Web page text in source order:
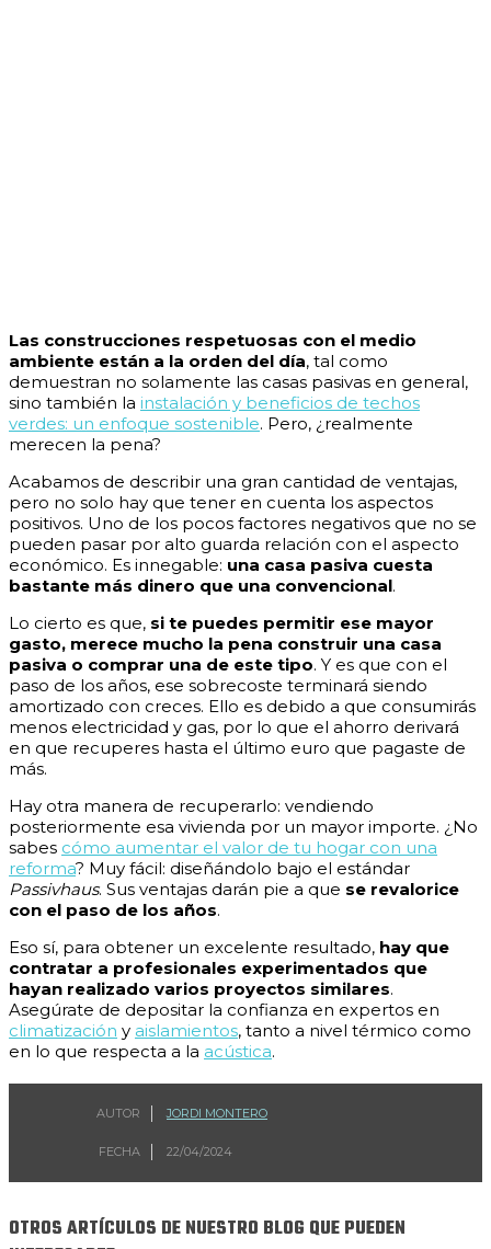
Las construcciones respetuosas con el medio
ambiente están a la orden del día, tal como
demuestran no solamente las casas pasivas en general,
sino también la instalación y beneficios de techos
verdes: un enfoque sostenible. Pero, ¿realmente
merecen la pena?
Acabamos de describir una gran cantidad de ventajas,
pero no solo hay que tener en cuenta los aspectos
positivos. Uno de los pocos factores negativos que no se
pueden pasar por alto guarda relación con el aspecto
económico. Es innegable: una casa pasiva cuesta
bastante más dinero que una convencional.
Lo cierto es que, si te puedes permitir ese mayor
gasto, merece mucho la pena construir una casa
pasiva o comprar una de este tipo. Y es que con el
paso de los años, ese sobrecoste terminará siendo
amortizado con creces. Ello es debido a que consumirás
menos electricidad y gas, por lo que el ahorro derivará
en que recuperes hasta el último euro que pagaste de
más.
Hay otra manera de recuperarlo: vendiendo
posteriormente esa vivienda por un mayor importe. ¿No
sabes cómo aumentar el valor de tu hogar con una
reforma? Muy fácil: diseñándolo bajo el estándar
Passivhaus. Sus ventajas darán pie a que se revalorice
con el paso de los años.
Eso sí, para obtener un excelente resultado, hay que
contratar a profesionales experimentados que
hayan realizado varios proyectos similares.
Asegúrate de depositar la confianza en expertos en
climatización y aislamientos, tanto a nivel térmico como
en lo que respecta a la acústica.
AUTOR JORDI MONTERO
FECHA 22/04/2024
OTROS ARTÍCULOS DE NUESTRO BLOG QUE PUEDEN